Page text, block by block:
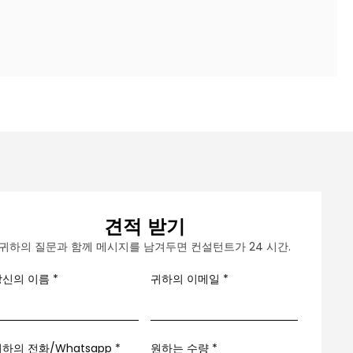
견적 받기
하의 질문과 함께 메시지를 남겨두면 컨설턴트가 24 시간.
의 이름 * 귀하의 이메일 *
하의 전화/Whatsapp * 원하는 수량 *